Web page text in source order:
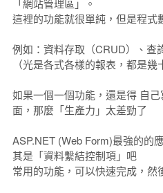
「網站管理區」。
這裡的功能就很單純，但是程式
例如：資料存取（CRUD）、查
（光是各式各樣的報表，都是幾
如果一個一個功能，還是得 自
面，那麼「生產力」太差勁了
ASP.NET (Web Form)最強的的
其是「資料繫結控制項」吧
常用的功能，可以快速完成，然